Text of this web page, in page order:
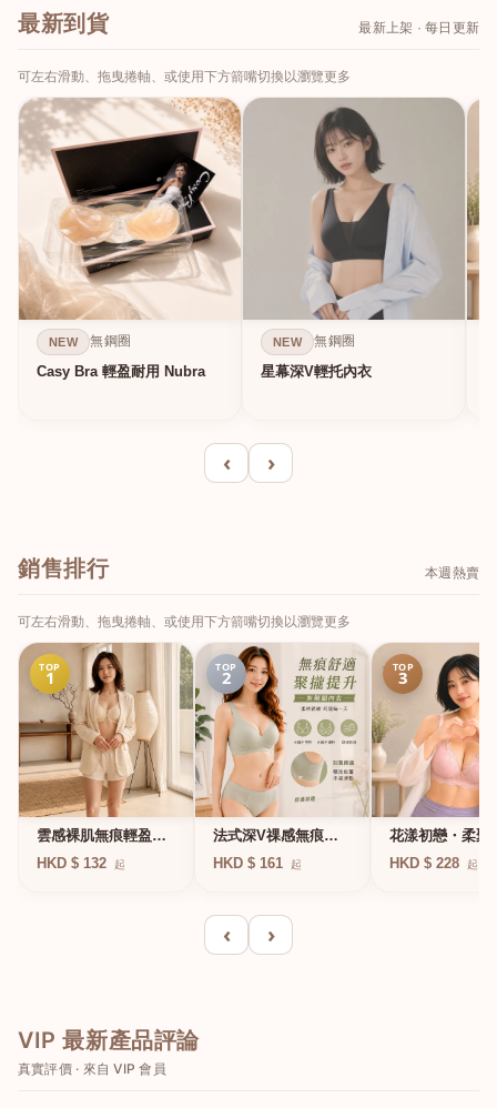
最新到貨 最新上架 · 每日更新
可左右滑動、拖曳捲軸、或使用下方箭嘴切換以瀏覽更多
NEW 無鋼圈
Casy Bra 輕盈耐用 Nubra
NEW 無鋼圈
星幕深V輕托內衣
‹ ›
銷售排行 本週熱賣
可左右滑動、拖曳捲軸、或使用下方箭嘴切換以瀏覽更多
TOP
1
雲感裸肌無痕輕盈無
鋼圈內衣
HKD $ 132 起
TOP
2
法式深V祼感無痕果
凍軟支撐條無鋼圈內
HKD $ 161 起
TOP
3
花漾初戀・柔聚
圈蕾絲內衣
HKD $ 228 起
‹ ›
VIP 最新產品評論
真實評價 · 來自 VIP 會員